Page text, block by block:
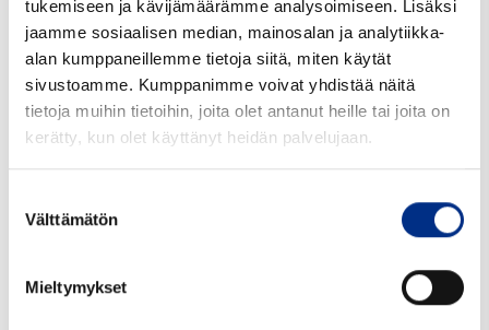
tukemiseen ja kävijämäärämme analysoimiseen. Lisäksi
jaamme sosiaalisen median, mainosalan ja analytiikka-
alan kumppaneillemme tietoja siitä, miten käytät
sivustoamme. Kumppanimme voivat yhdistää näitä
tietoja muihin tietoihin, joita olet antanut heille tai joita on
kerätty, kun olet käyttänyt heidän palvelujaan.
valinta
Välttämätön
Mieltymykset
Tuotekoodi:AV215S58003
Lisää tarjouspyyntöön
Tarjouspyyntöön
Koko mm:
20